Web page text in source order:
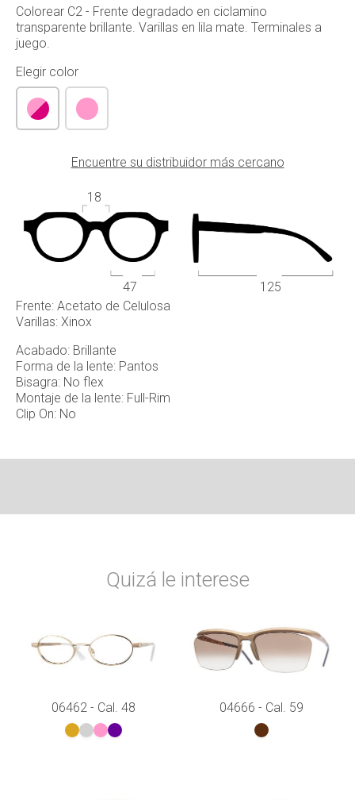
Frente: Acetato de Celulosa
Varillas: Xinox
Acabado: Brillante
Forma de la lente: Pantos
Bisagra: No flex
Montaje de la lente: Full-Rim
Clip On: No
Colorear C2 - Frente degradado en ciclamino
transparente brillante. Varillas en lila mate. Terminales a
juego.
Elegir color
Encuentre su distribuidor más cercano
47
18
125
Quizá le interese
06462 - Cal. 48 04666 - Cal. 59